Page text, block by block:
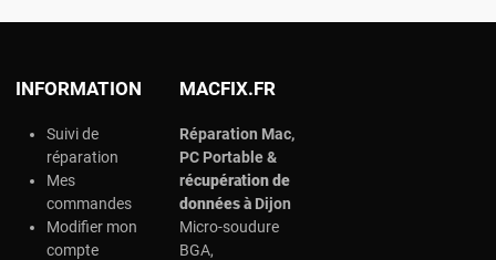
INFORMATION
Suivi de
réparation
Mes
commandes
Modifier mon
compte
MACFIX.FR
Réparation Mac,
PC Portable &
récupération de
données àDijon
Micro-soudure
BGA,